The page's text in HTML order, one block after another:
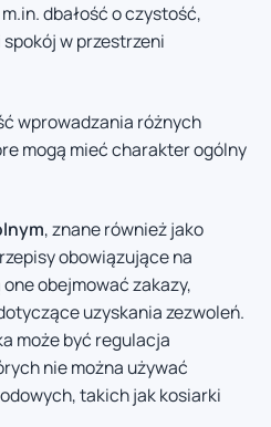
dbałość o czystość,
w przestrzeni
wprowadzania różnych
mogą mieć charakter ogólny
, znane również jako
obowiązujące na
obejmować zakazy,
uzyskania zezwoleń.
może być regulacja
nie można używać
takich jak kosiarki